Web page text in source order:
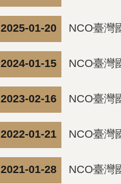
2025-01-20 NCO臺灣
2024-01-15 NCO臺灣
2023-02-16 NCO臺灣
2022-01-21 NCO臺灣
2021-01-28 NCO臺灣